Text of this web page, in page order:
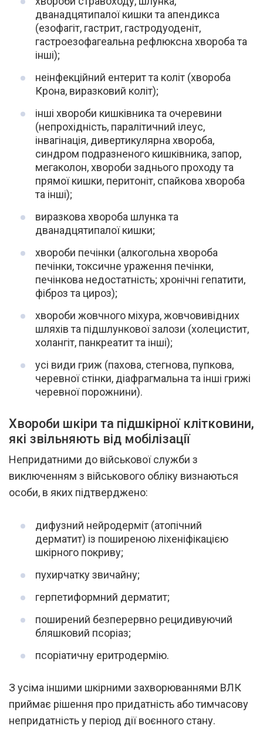
дванадцятипалої кишки та апендикса
(езофагіт, гастрит, гастродуоденіт,
гастроезофагеальна рефлюксна хвороба та
інші);
неінфекційний ентерит та коліт (хвороба
Крона, виразковий коліт);
інші хвороби кишківника та очеревини
(непрохідність, паралітичний ілеус,
інвагінація, дивертикулярна хвороба,
синдром подразненого кишківника, запор,
мегаколон, хвороби заднього проходу та
прямої кишки, перитоніт, спайкова хвороба
та інші);
виразкова хвороба шлунка та
дванадцятипалої кишки;
хвороби печінки (алкогольна хвороба
печінки, токсичне ураження печінки,
печінкова недостатність; хронічні гепатити,
фіброз та цироз);
хвороби жовчного міхура, жовчовивідних
шляхів та підшлункової залози (холецистит,
холангіт, панкреатит та інші);
усі види гриж (пахова, стегнова, пупкова,
черевної стінки, діафрагмальна та інші грижі
черевної порожнини).
Хвороби шкіри та підшкірної клітковини,
які звільняють від мобілізації
Непридатними до військової служби з
виключенням з військового обліку визнаються
особи, в яких підтверджено:
дифузний нейродерміт (атопічний
дерматит) із поширеною ліхеніфікацією
шкірного покриву;
пухирчатку звичайну;
герпетиформний дерматит;
поширений безперервно рецидивуючий
бляшковий псоріаз;
псоріатичну еритродермію.
З усіма іншими шкірними захворюваннями ВЛК
приймає рішення про придатність або тимчасову
непридатність у період дії воєнного стану.